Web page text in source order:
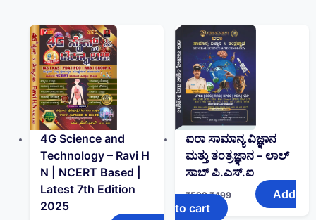
4G Science and
Technology – Ravi H
N | NCERT Based |
Latest 7th Edition
2025
ಐರಾ ಸಾಮಾನ್ಯ ವಿಜ್ಞಾನ
ಮತ್ತು ತಂತ್ರಜ್ಞಾನ – ಲಾಲ್
ಸಾಬ್ ಪಿ.ಎಸ್‌.ಐ
₹599 ₹499
Add
to cart